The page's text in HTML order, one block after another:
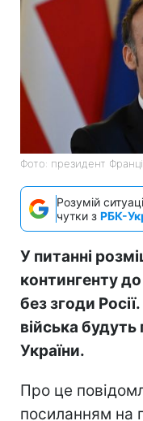
Фото: президент
Розумій
чутки з РБК-
У питанні
контингенту
без згоди
війська будуть
України.
Про це
посиланням на